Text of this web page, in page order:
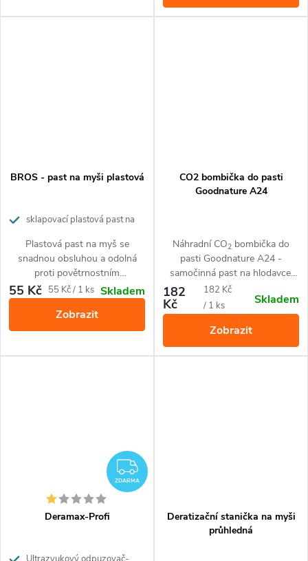
BROS - past na myši plastová
sklapovací plastová past na
Plastová past na myš se
snadnou obsluhou a odolná
proti povětrnostním
podmínkám.
55 Kč Měrná
55 Kč / 1 ks Skladem
Zobrazit
CO2 bombička do pasti
Goodnature A24
Náhradní CO2 bombička do
pasti Goodnature A24 -
samočinná past na hlodavce:
potkany, myši, hraboše.
182
Kč
Měrná
cena:
182 Kč
/ 1 ks
Skladem
Zobrazit
ZDARMA
ZDARMA
Deramax-Profi
Deratizační stanička na myši
průhledná